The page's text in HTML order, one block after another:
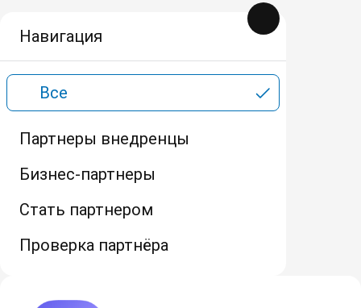
Навигация
Все
Партнеры внедренцы
Бизнес-партнеры
Стать партнером
Проверка партнёра